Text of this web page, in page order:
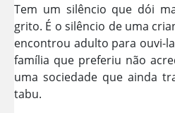
Tem um silêncio que dói
grito. É o silêncio de uma
encontrou adulto para ouvi-
família que preferiu não
uma sociedade que ainda
tabu.